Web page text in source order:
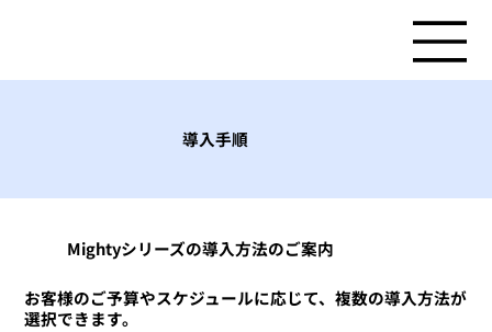
導入手順
Mightyシリーズの導入方法のご案内
お客様のご予算やスケジュールに応じて、複数の導入方法が
選択できます。